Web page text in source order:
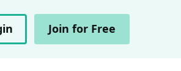
Join for Free